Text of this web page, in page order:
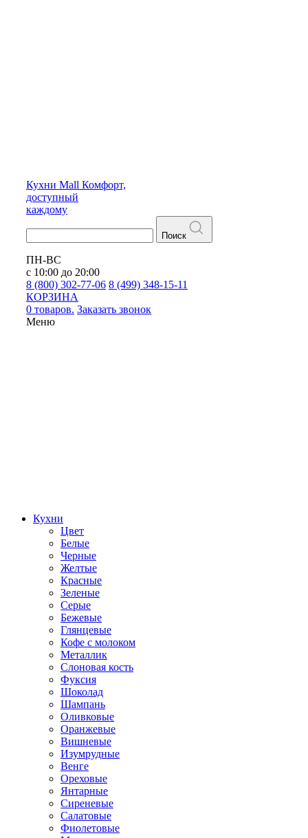
Кухни Mall Комфорт,
доступный
каждому
Поиск
ПН-ВС
с 10:00 до 20:00
8 (800) 302-77-06 8 (499) 348-15-11
КОРЗИНА
0 товаров. Заказать звонок
Меню
Кухни
Цвет
Белые
Черные
Желтые
Красные
Зеленые
Серые
Бежевые
Глянцевые
Кофе с молоком
Металлик
Слоновая кость
Фуксия
Шоколад
Шампань
Оливковые
Оранжевые
Вишневые
Изумрудные
Венге
Ореховые
Янтарные
Сиреневые
Салатовые
Фиолетовые